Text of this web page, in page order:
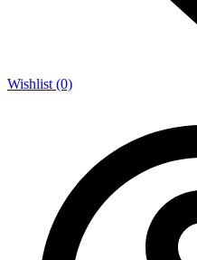
Wishlist (0)